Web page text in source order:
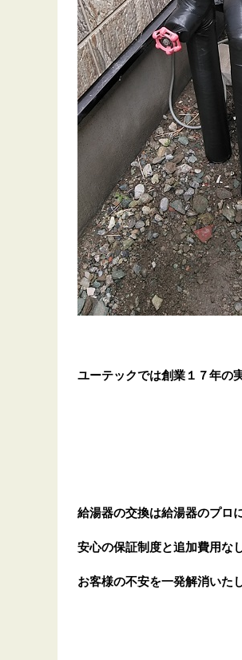
ユーテックでは創業１７年の
給湯器の交換は給湯器のプロ
安心の保証制度と追加費用な
お客様の不安を一発解消いた